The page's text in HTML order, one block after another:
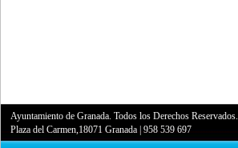
Ayuntamiento de Granada. Todos los Derechos Reservados.
Plaza del Carmen,18071 Granada |958 539 697